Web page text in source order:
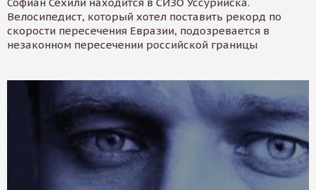
Софиан Сехили находится в СИЗО Уссурийска.
Велосипедист, который хотел поставить рекорд по
скорости пересечения Евразии, подозревается в
незаконном пересечении российской границы